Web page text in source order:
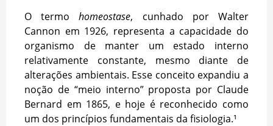
O termohomeostase, cunhado por Walter
Cannon em 1926, representa a capacidade do
organismo de manter um estado interno
relativamente constante, mesmo diante de
alterações ambientais. Esse conceito expandiu a
noção de “meio interno” proposta por Claude
Bernard em 1865, e hoje é reconhecido como
um dos princípios fundamentais da fisiologia.¹